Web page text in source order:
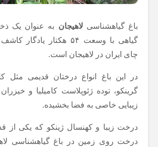
باغ گیاهشناسی لاهیجان به عنوان یک
گیاهی با وسعت ۵۴ هکتار
چای ایران در لاهیجان است.
در این باغ انواع درختان قدیمی مثل
گرینکو، توده ژئوپلاست کامیلیا و
زیبایی خاصی به فضا بخشیده.
درخت زیبا و کهنسال ژینکو که یکی از
درخت روی زمین در باغ گیاهشناسی